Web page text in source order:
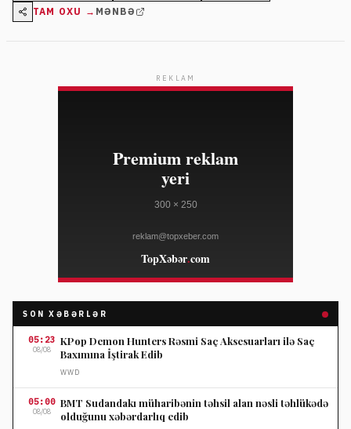
TAM OXU → MƏNBƏ
REKLAM
SON XƏBƏRLƏR
05:23
08/08
KPop Demon Hunters Rəsmi Saç Aksesuarları ilə Saç
Baxımına İştirak Edib
WWD
05:00
08/08
BMT Sudandakı müharibənin təhsil alan nəsli təhlükədə
olduğunu xəbərdarlıq edib